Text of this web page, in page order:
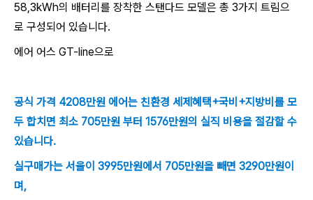
58,3kWh의 배터리를 장착한 스탠다드 모델은 총 3가지 트림으
로 구성되어 있습니다.
에어 어스 GT-line으로
공식 가격 4208만원 에어는 친환경 세제혜택+국비+지방비를 모
두 합치면 최소 705만원 부터 1576만원의 실직 비용을 절감할 수
있습니다.
실구매가는 서울이 3995만원에서 705만원을 빼면 3290만원이
며,